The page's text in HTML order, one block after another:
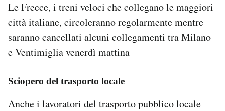
Le Frecce, i treni veloci che collegano le maggiori
città italiane, circoleranno regolarmente mentre
saranno cancellati alcuni collegamenti tra Milano
e Ventimiglia venerdì mattina
Sciopero del trasporto locale
Anche i lavoratori del trasporto pubblico locale